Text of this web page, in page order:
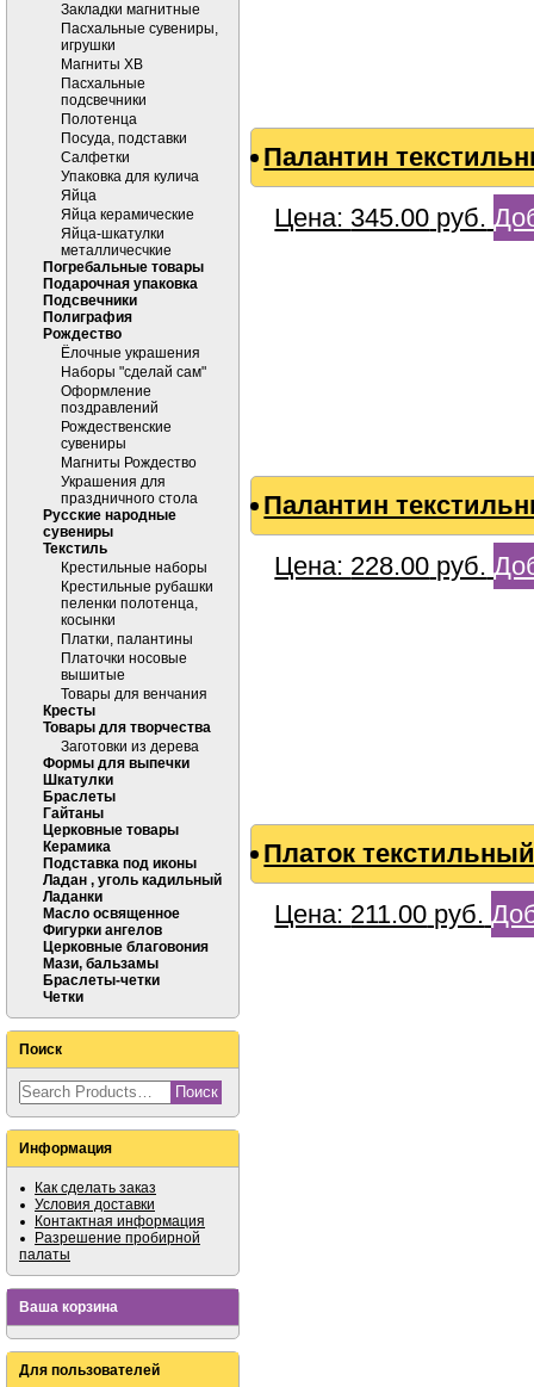
Закладки магнитные
Пасхальные сувениры,
игрушки
Магниты ХВ
Пасхальные
подсвечники
Полотенца
Посуда, подставки
Салфетки
Упаковка для кулича
Яйца
Яйца керамические
Яйца-шкатулки
металличесчкие
Погребальные товары
Подарочная упаковка
Подсвечники
Полиграфия
Рождество
Ёлочные украшения
Наборы "сделай сам"
Оформление
поздравлений
Рождественские
сувениры
Магниты Рождество
Украшения для
праздничного стола
Русские народные
сувениры
Текстиль
Крестильные наборы
Крестильные рубашки
пеленки полотенца,
косынки
Платки, палантины
Платочки носовые
вышитые
Товары для венчания
Кресты
Товары для творчества
Заготовки из дерева
Формы для выпечки
Шкатулки
Браслеты
Гайтаны
Церковные товары
Керамика
Подставка под иконы
Ладан , уголь кадильный
Ладанки
Масло освященное
Фигурки ангелов
Церковные благовония
Мази, бальзамы
Браслеты-четки
Четки
Поиск
Информация
Как сделать заказ
Условия доставки
Контактная информация
Разрешение пробирной
палаты
Ваша корзина
Для пользователей
Палантин
Цена: 345.00 руб.
Палантин
Цена: 228.00 руб.
Платок
Цена: 211.00 руб.